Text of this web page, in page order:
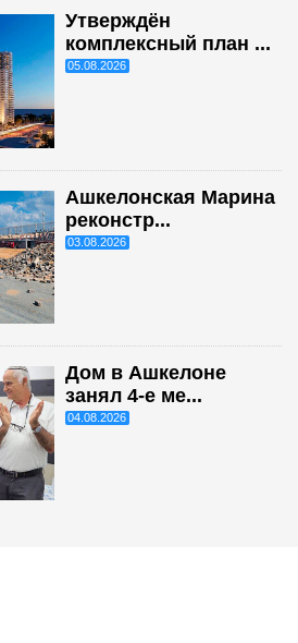
Утверждён
комплексный план ...
05.08.2026
Ашкелонская Марина
реконстр...
03.08.2026
Дом в Ашкелоне
занял 4-е ме...
04.08.2026